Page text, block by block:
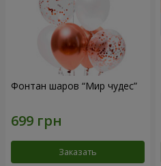
Фонтан шаров “Мир чудес”
Заказать